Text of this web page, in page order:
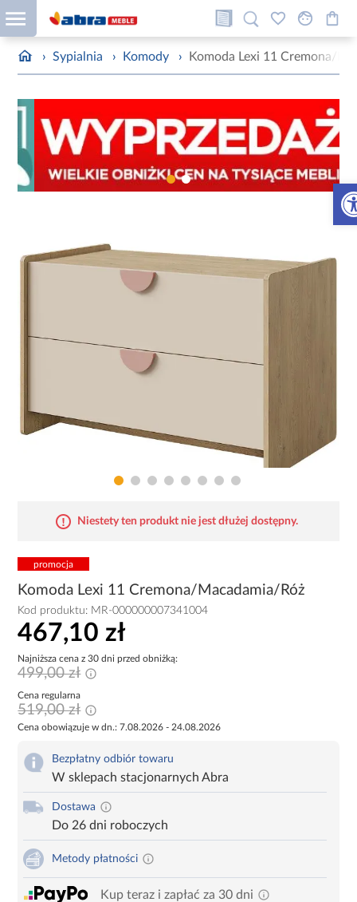
› Sypialnia › Komody › Komoda Lexi 11 Cremona/
Niestety ten produkt nie jest dłużej dostępny.
promocja
Komoda Lexi 11 Cremona/Macadamia/Róż
Kod produktu: MR-000000007341004
467,10 zł
Najniższa cena z 30 dni przed obniżką:
499,00 zł
Cena regularna
519,00 zł
Cena obowiązuje w dn.: 7.08.2026 - 24.08.2026
Bezpłatny odbiór towaru
W sklepach stacjonarnych Abra
Dostawa
Do 26 dni roboczych
Metody płatności
Kup teraz i zapłać za 30 dni